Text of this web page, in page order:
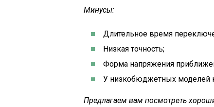
Минусы:
Длительное время
Низкая точность;
Форма напряжения
У низкобюджетных моделей
Предлагаем вам посмотреть